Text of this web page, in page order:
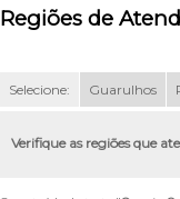
Regiões de
Selecione: Guarulhos
Verifique as regiões que